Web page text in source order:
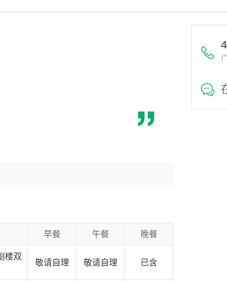
早餐 午餐 晚餐
楼双
敬请自理 敬请自理 已含